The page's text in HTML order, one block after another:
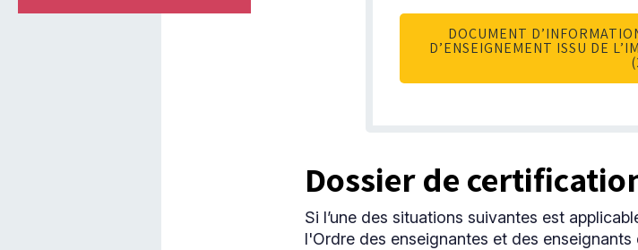
DOCUMENT
D’ENSEIGNEMENT ISSU DE
Dossier de
Si l’une des situations suivantes est
l'Ordre des enseignantes et des